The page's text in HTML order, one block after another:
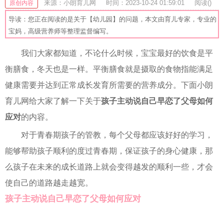
原创内容 来源：小朗育儿网 时间：2023-10-24 01:59:01 阅读()
收藏：25 分享：73 爆
导读：您正在阅读的是关于【幼儿园】的问题，本文由育儿专家，专业的
宝妈，高级营养师等整理监督编写。
我们大家都知道，不论什么时候，宝宝最好的饮食是平
衡膳食，冬天也是一样。平衡膳食就是摄取的食物指能满足
健康需要并达到正常成长发育所需要的营养成分。下面小朗
育儿网给大家了解一下关于孩子主动说自己早恋了父母如何
应对的内容。
对于青春期孩子的管教，每个父母都应该好好的学习，
能够帮助孩子顺利的度过青春期，保证孩子的身心健康，那
么孩子在未来的成长道路上就会变得越发的顺利一些，才会
使自己的道路越走越宽。
孩子主动说自己早恋了父母如何应对